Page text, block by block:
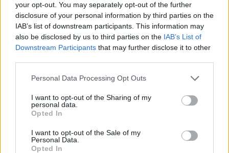
your opt-out. You may separately opt-out of the further
disclosure of your personal information by third parties on the
IAB’s list of downstream participants. This information may
also be disclosed by us to third parties on the IAB’s List of
Downstream Participants that may further disclose it to other
Personal Data Processing Opt Outs
I want to opt-out of the Sharing of my
personal data.
Opted In
I want to opt-out of the Sale of my
Personal Data.
Opted In
Ma c’èuna grande novitàrispetto alla campagna dello scorso
minuti e 100 SMS gratis per i primi due mesi senza vincoli di
ricarica: dal terzo mese, chi desidera ricaricarla potrà farlo al
costo di 5,99 € al mese.